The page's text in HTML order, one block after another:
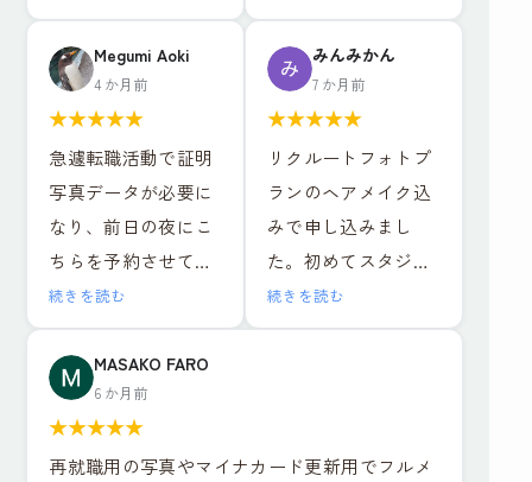
が非常に気になるた
め、お店の比較検討
を慎重に調べ、値段
やサービスそれぞれ
特徴がある中で、こ
ちらのお店でお世話
になりました。結果
的にとても満足しま
した。
1組ごとの撮影で落ち
着いた環境と、ヘア
メイクや撮影も担当
の方がとても丁寧な
対応でした。レタッ
ラン＋ヘアメイク付
き
レタッチ強度別・背
景3種類のデータと写
真6枚で15,979円（税
込）
ヘアメイクも撮影も
レタッチも全て大満
足でした！！
の丁寧さが全然違い
Megumi Aoki
4 か月前
★★★★★
急遽転職活動で証明
写真データが必要に
なり、前日の夜にこ
ちらを予約させてい
ただきました。お二
人ともとても優しい
方でメイクも撮影も
リラックスして行え
ました。出来上がっ
た写真はそのまま社
続きを読む
みんみかん
7 か月前
★★★★★
リクルートフォトプ
ランのヘアメイク込
みで申し込みまし
た。初めてスタジオ
で撮影しましたが、
スタッフの方が笑顔
むことができまし
続きを読む
MASAKO FARO
6 か月前
★★★★★
再就職用の写真やマイナカード更新用でフルメ